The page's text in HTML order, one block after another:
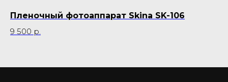
Пленочный фотоаппарат Skina SK-106
9 500 р.